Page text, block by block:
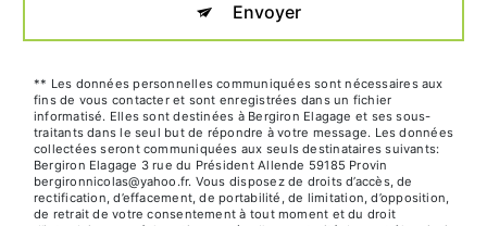
Envoyer
** Les données personnelles communiquées sont nécessaires aux
fins de vous contacter et sont enregistrées dans un fichier
informatisé. Elles sont destinées à Bergiron Elagage et ses sous-
traitants dans le seul but de répondre à votre message. Les données
collectées seront communiquées aux seuls destinataires suivants:
Bergiron Elagage 3 rue du Président Allende 59185 Provin
bergironnicolas@yahoo.fr. Vous disposez de droits d’accès, de
rectification, d’effacement, de portabilité, de limitation, d’opposition,
de retrait de votre consentement à tout moment et du droit